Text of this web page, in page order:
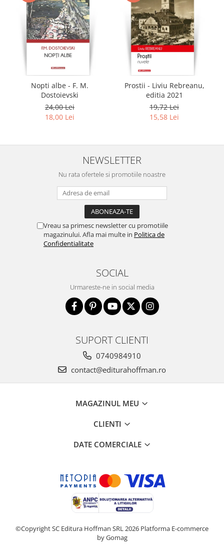
Nopti albe - F. M.
Dostoievski
24,00 Lei
18,00 Lei
Prostii - Liviu Rebreanu,
editia 2021
19,72 Lei
15,58 Lei
NEWSLETTER
Nu rata ofertele si promotiile noastre
Vreau sa primesc newsletter cu promotiile
magazinului. Afla mai multe in Politica de
Confidentialitate
SOCIAL
Urmareste-ne in social media
SUPORT CLIENTI
0740984910
contact@editurahoffman.ro
MAGAZINUL MEU
CLIENTI
DATE COMERCIALE
©Copyright SC Editura Hoffman SRL 2026 Platforma E-commerce
by Gomag